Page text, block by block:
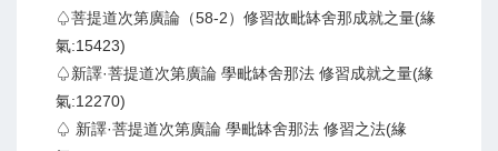
♤菩提道次第廣論（58-2）修習故毗缽舍那成就之量(緣
氣:15423)
♤新譯·菩提道次第廣論 學毗缽舍那法 修習成就之量(緣
氣:12270)
♤ 新譯·菩提道次第廣論 學毗缽舍那法 修習之法(緣